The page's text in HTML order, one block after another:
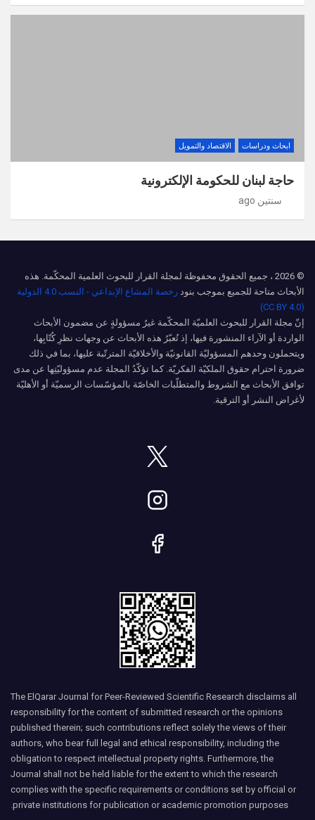
ابحاث ودراسات الاقتصاد والتمويل
حاجة لبنان للحكومة الإلكترونية
سنتين ago
© 2026 ، جميع الحقوق محفوظة لمجلة القرار للبحوث العلمية المحكّمة. هذه
الأبحاث متاحة للجميع بموجب بنود
رخصة المشاع الإبداعي - النسب 4.0 الدولية
(CC BY 4.0)
إنّ مجلة القرار للبحوث العلميّة المحكّمة غيرُ مسؤولةٍ عن مضمون الأبحاث
الواردة أو الآراء المنشورة فيها، إذ تُعبّرُ هذه الأبحاث عن وجهات نظرِ كُتّابِها،
ويتحملون وحدهم المسؤوليّة القانونيّة والأخلاقيّة المترتّبة عليها، بما في ذلك
ضرورة احترام حقوق الملكيّة الفكريّة. كما تؤكّدُ المجلة عدم مسؤوليّتِها عن مدى
توافق الأبحاث مع الشروط والمتطلّبات الخاصّة بالمؤسّسات الرسميّة أو الأهليّة
لأغراض النشر أو الترقية.
The ElQarar Journal for Peer-Reviewed Scientific Research disclaims all
responsibility for the content of submitted research or the opinions
published therein; such contributions reflect solely the views of their
authors, who bear full legal and ethical responsibility, including the
obligation to respect intellectual property rights. Furthermore, the
Journal shall not be held liable for the extent to which the research
complies with the specific requirements or conditions set by official or
private institutions for publication or academic promotion purposes.